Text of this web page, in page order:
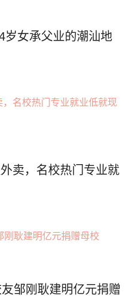
岁女承父业的潮汕地
卖，名校热门专业就
邹刚耿建明亿元捐赠